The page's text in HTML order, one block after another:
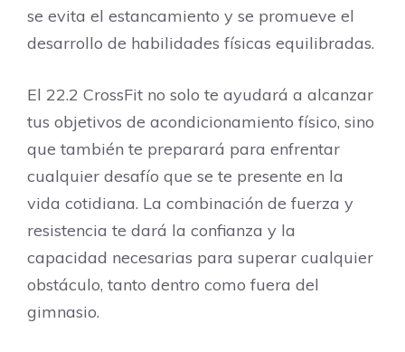
se evita el estancamiento y se promueve el
desarrollo de habilidades físicas equilibradas.
El 22.2 CrossFit no solo te ayudará a alcanzar
tus objetivos de acondicionamiento físico, sino
que también te preparará para enfrentar
cualquier desafío que se te presente en la
vida cotidiana. La combinación de fuerza y
resistencia te dará la confianza y la
capacidad necesarias para superar cualquier
obstáculo, tanto dentro como fuera del
gimnasio.